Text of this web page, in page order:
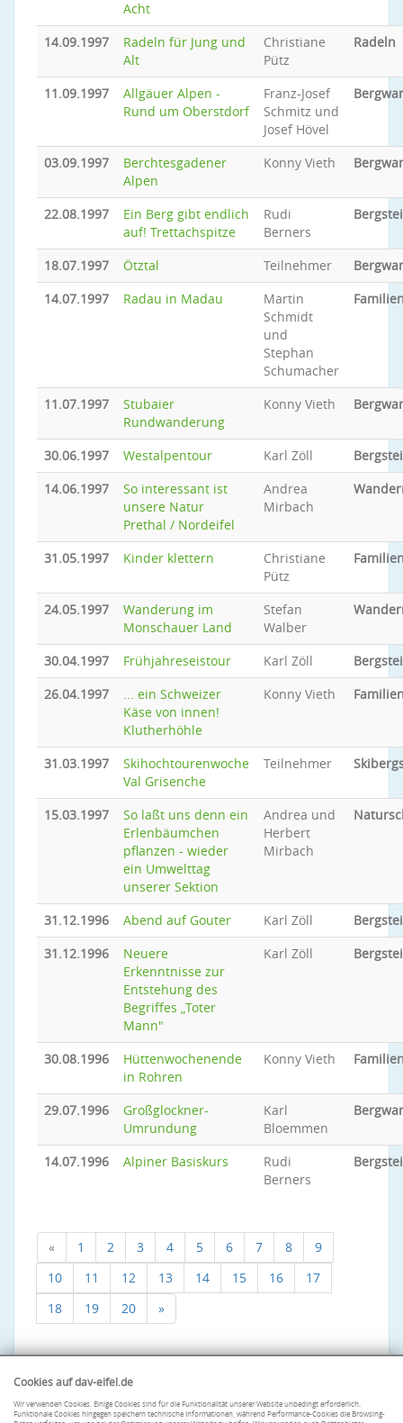
Acht
14.09.1997
Radeln für Jung und
Alt
Christiane
Pütz
Radeln
11.09.1997
Allgäuer Alpen -
Rund um Oberstdorf
Franz-Josef
Schmitz und
Josef Hövel
03.09.1997
Berchtesgadener
Alpen
Konny Vieth
22.08.1997
Ein Berg gibt endlich
auf! Trettachspitze
Rudi
Berners
18.07.1997 Ötztal Teilnehmer
14.07.1997
Radau in Madau
Martin
Schmidt
und
Stephan
Schumacher
11.07.1997
Stubaier
Rundwanderung
Konny Vieth
30.06.1997 Westalpentour Karl Zöll
14.06.1997
So interessant ist
unsere Natur
Prethal / Nordeifel
Andrea
Mirbach
31.05.1997 Kinder klettern
Christiane
Pütz
24.05.1997
Wanderung im
Monschauer Land
Stefan
Walber
30.04.1997 Frühjahreseistour Karl Zöll
26.04.1997
... ein Schweizer
Käse von innen!
Klutherhöhle
Konny Vieth
31.03.1997
Skihochtourenwoche
Val Grisenche
Teilnehmer
15.03.1997
So laßt uns denn ein
Erlenbäumchen
pflanzen - wieder
ein Umwelttag
unserer Sektion
Andrea und
Herbert
Mirbach
31.12.1996 Abend auf Gouter Karl Zöll
31.12.1996
Neuere
Erkenntnisse zur
Entstehung des
Begriffes „Toter
Mann"
Karl Zöll
30.08.1996
Hüttenwochenende
in Rohren
Konny Vieth
29.07.1996
Großglockner-
Umrundung
Karl
Bloemmen
14.07.1996 Alpiner Basiskurs
Rudi
Berners
« 1 2 3 4 5 6 7 8
9
10
11 12 13 14 15 16
17
18
19 20 »
Cookies auf dav-eifel.de
Wir verwenden Cookies. Einige Cookies sind für die Funktionalität unserer Website unbedingt erforderlich.
Funktionale Cookies hingegen speichern technische Informationen, während Performance-Cookies die Browsing-